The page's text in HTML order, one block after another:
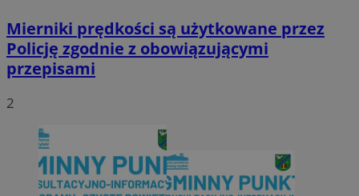
Mierniki prędkości są użytkowane przez
Policję zgodnie z obowiązującymi
przepisami
2